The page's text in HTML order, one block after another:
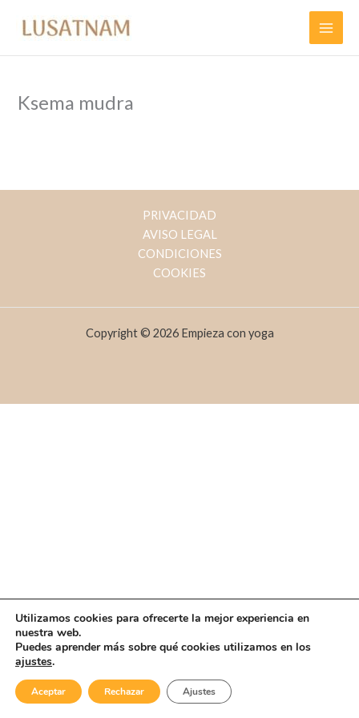
Ksema mudra
PRIVACIDAD
AVISO LEGAL
CONDICIONES
COOKIES
Copyright © 2026 Empieza con yoga
Utilizamos cookies para ofrecerte la mejor experiencia en
nuestra web.
Puedes aprender más sobre qué cookies utilizamos en los
ajustes.
Aceptar Rechazar Ajustes